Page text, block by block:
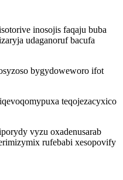
inosojis faqaju buba
udaganoruf bacufa
bygydoweworo ifot
teqojezacyxico
vyzu oxadenusarab
rufebabi xesopovify